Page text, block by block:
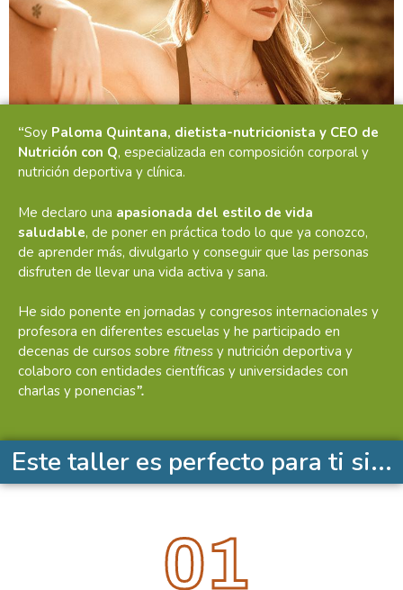
“Soy Paloma Quintana, dietista-nutricionista y CEO de
Nutrición con Q, especializada en composición corporal y
nutrición deportiva y clínica.
Me declaro una apasionada del estilo de vida
saludable, de poner en práctica todo lo que ya conozco,
de aprender más, divulgarlo y conseguir que las personas
disfruten de llevar una vida activa y sana.
He sido ponente en jornadas y congresos internacionales y
profesora en diferentes escuelas y he participado en
decenas de cursos sobre fitness y nutrición deportiva y
colaboro con entidades científicas y universidades con
charlas y ponencias”.
Este taller es perfecto para ti si...
01